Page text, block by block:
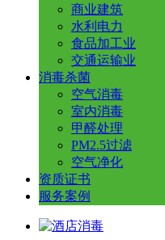
商业建筑
水利电力
食品加工业
交通运输业
消毒杀菌
空气消毒
室内消毒
甲醛处理
PM2.5过滤
空气净化
资质证书
服务案例